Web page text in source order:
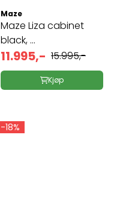
Maze
Maze Liza cabinet
black, ...
11.995,- 15.995,-
Kjøp
-18%